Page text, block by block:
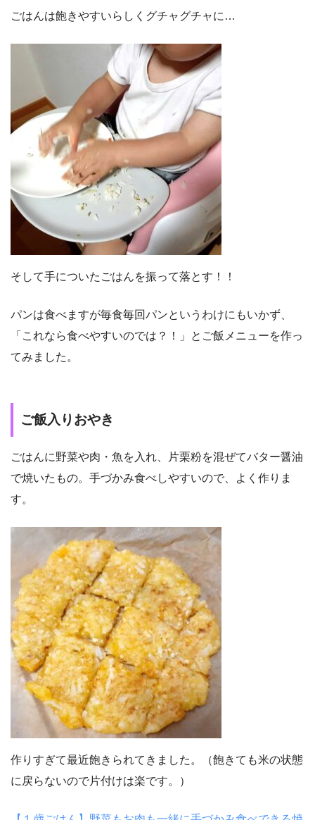
ごはんは飽きやすいらしくグチャグチャに…
そして手についたごはんを振って落とす！！
パンは食べますが毎食毎回パンというわけにもいかず、
「これなら食べやすいのでは？！」とご飯メニューを作っ
てみました。
ご飯入りおやき
ごはんに野菜や肉・魚を入れ、片栗粉を混ぜてバター醤油
で焼いたもの。手づかみ食べしやすいので、よく作りま
す。
作りすぎて最近飽きられてきました。（飽きても米の状態
に戻らないので片付けは楽です。）